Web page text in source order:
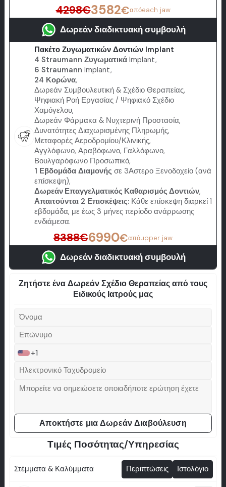
4298€3582€απόeach jaw
Δωρεάν διαδικτυακή συμβουλή
Πακέτο Ζυγωματικών Δοντιών Implant
4 Straumann Ζυγωματικά Implant,
6 Straumann Implant,
24 Κορώνα,
Δωρεάν Συμβουλευτική & Σχέδιο Θεραπείας,
Ψηφιακή Ροή Εργασίας / Ψηφιακό Σχέδιο
Χαμόγελου,
Δωρεάν Φάρμακα & Νυχτερινή Προστασία,
Δυνατότητες Διαχωρισμένης Πληρωμής,
Μεταφορές Αεροδρομίου/Κλινικής,
Αγγλόφωνο, Αραβόφωνο, Γαλλόφωνο,
Βουλγαρόφωνο Προσωπικό,
1 Εβδομάδα Διαμονής σε 3Αστερο Ξενοδοχείο (ανά
επίσκεψη),
Δωρεάν Επαγγελματικός Καθαρισμός Δοντιών,
Απαιτούνται 2 Επισκέψεις: Κάθε επίσκεψη διαρκεί 1
εβδομάδα, με έως 3 μήνες περίοδο ανάρρωσης
ενδιάμεσα.
8388€6990€απόupper jaw
Δωρεάν διαδικτυακή συμβουλή
Ζητήστε ένα Δωρεάν Σχέδιο Θεραπείας από τους
Ειδικούς Ιατρούς μας
+1
Αποκτήστε μια Δωρεάν Διαβούλευση
Τιμές Ποσότητας/Υπηρεσίας
Στέμματα & Καλύμματα Περιπτώσεις Ιστολόγιο